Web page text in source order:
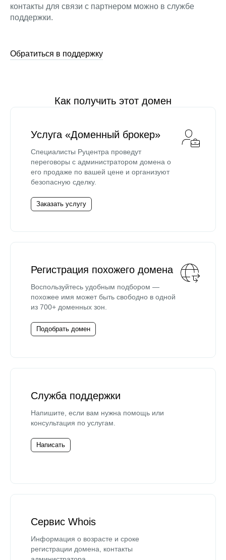
контакты для связи с партнером можно в службе
поддержки.
Обратиться в поддержку
Как получить этот домен
Услуга «Доменный брокер»
Специалисты Руцентра проведут
переговоры с администратором домена о
его продаже по вашей цене и организуют
безопасную сделку.
Заказать услугу
Регистрация похожего домена
Воспользуйтесь удобным подбором —
похожее имя может быть свободно в одной
из 700+ доменных зон.
Подобрать домен
Служба поддержки
Напишите, если вам нужна помощь или
консультация по услугам.
Написать
Сервис Whois
Информация о возрасте и сроке
регистрации домена, контакты